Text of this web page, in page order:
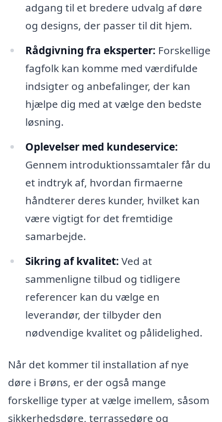
adgang til et bredere udvalg af døre
og designs, der passer til dit hjem.
Rådgivning fra eksperter: Forskellige
fagfolk kan komme med værdifulde
indsigter og anbefalinger, der kan
hjælpe dig med at vælge den bedste
løsning.
Oplevelser med kundeservice:
Gennem introduktionssamtaler får du
et indtryk af, hvordan firmaerne
håndterer deres kunder, hvilket kan
være vigtigt for det fremtidige
samarbejde.
Sikring af kvalitet: Ved at
sammenligne tilbud og tidligere
referencer kan du vælge en
leverandør, der tilbyder den
nødvendige kvalitet og pålidelighed.
Når det kommer til installation af nye
døre i Brøns, er der også mange
forskellige typer at vælge imellem, såsom
sikkerhedsdøre, terrassedøre og